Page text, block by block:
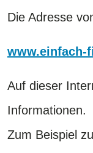
Die Adresse
www.einfach-
Auf dieser
Informationen.
Zum Beispiel